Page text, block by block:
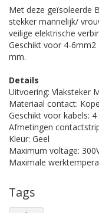
Met deze geïsoleerde
stekker mannelijk/
veilige elektrische
Geschikt voor 4-
mm.
Details
Uitvoering: Vlaksteker
Materiaal contact:
Geschikt voor kabels:
Afmetingen
Kleur: Geel
Maximum voltage:
Maximale
Tags